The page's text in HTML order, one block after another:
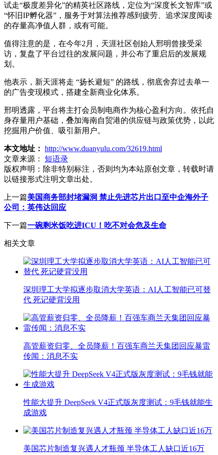
试走“极度差异化”的精英社区路线，定位为“深度长文智库”或
“怀旧IP孵化器”，服务于对算法推荐感到疲劳、追求深度阅读
的存量高净值人群，或有可能。
值得注意的是，在今年2月，天涯社区创始人邢明曾接受采
访，复盘了平台过往的发展问题，并公布了重启后的发展规
划。
他表示，新天涯将走 “扬长避短” 的路线，彻底舍弃过去单一
的广告变现模式，搭建全新商业化体系。
邢明透露，平台将主打会员制电商作为核心盈利方向。依托自
身存量用户基础，叠加海南自贸港的供应链与政策优势，以此
挖掘用户价值、吸引新用户。
本文地址： http://www.duanyulu.com/32619.html
文章来源：
短语录
版权声明： 除非特别标注，否则均为本站原创文章，转载时请
以链接形式注明文章出处。
上一篇美国商务部封堵漏洞 禁止先进芯片出口至中企海外子
公司：英伟达回应
下一篇一碗剩米饭吃进ICU！吃不对会危及生命
相关文章
深圳理工大学拟逐步取消大学英语：AI人工智能已可替
代 死记硬背没用
高管薪资归零、全员降薪！百强车商兰天集团回应暴雷
传闻：消息不实
性能大提升 DeepSeek V4正式版灰度测试：9毛钱就能生
成游戏
美国芯片制造复兴遇人才瓶颈 半导体工人缺口近16万